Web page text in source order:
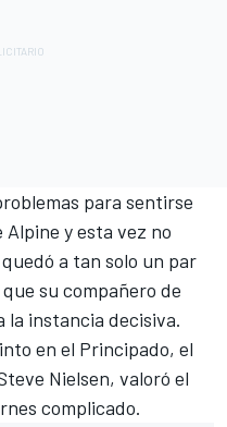
para sentirse
Alpine y esta vez no
a tan solo un par
su compañero de
la instancia decisiva.
en el Principado, el
Nielsen, valoró el
complicado.